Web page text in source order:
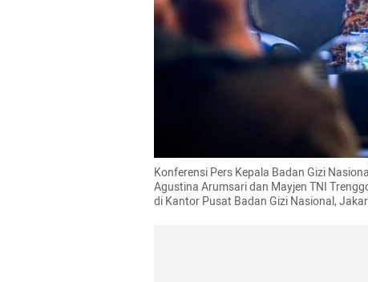
Konferensi Pers Kepala Badan Gizi
Agustina Arumsari dan Mayjen TNI
di Kantor Pusat Badan Gizi Nasional,